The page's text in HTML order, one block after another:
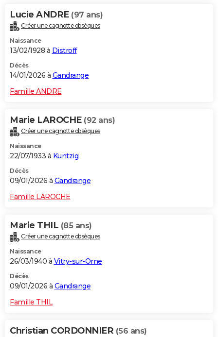
Lucie ANDRE (97 ans)
Créer une cagnotte obsèques
Naissance
13/02/1928 à Distroff
Décès
14/01/2026 à Gandrange
Famille ANDRE
Marie LAROCHE (92 ans)
Créer une cagnotte obsèques
Naissance
22/07/1933 à Kuntzig
Décès
09/01/2026 à Gandrange
Famille LAROCHE
Marie THIL (85 ans)
Créer une cagnotte obsèques
Naissance
26/03/1940 à Vitry-sur-Orne
Décès
09/01/2026 à Gandrange
Famille THIL
Christian CORDONNIER (56 ans)